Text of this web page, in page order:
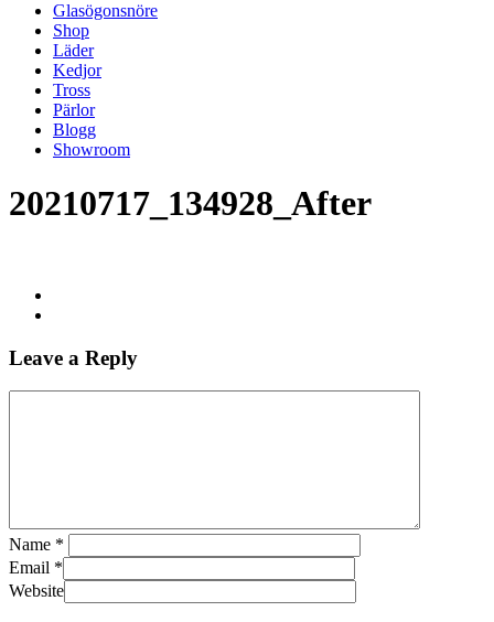
Glasögonsnöre
Shop
Läder
Kedjor
Tross
Pärlor
Blogg
Showroom
20210717_134928_After
Leave a Reply
Name *
Email *
Website